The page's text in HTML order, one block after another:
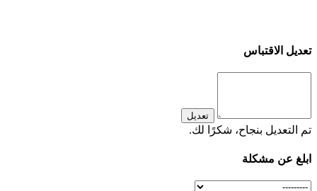
تعديل الاقتباس
تعديل
تم التعديل بنجاح، شكرًا لك.
ابلغ عن مشكلة